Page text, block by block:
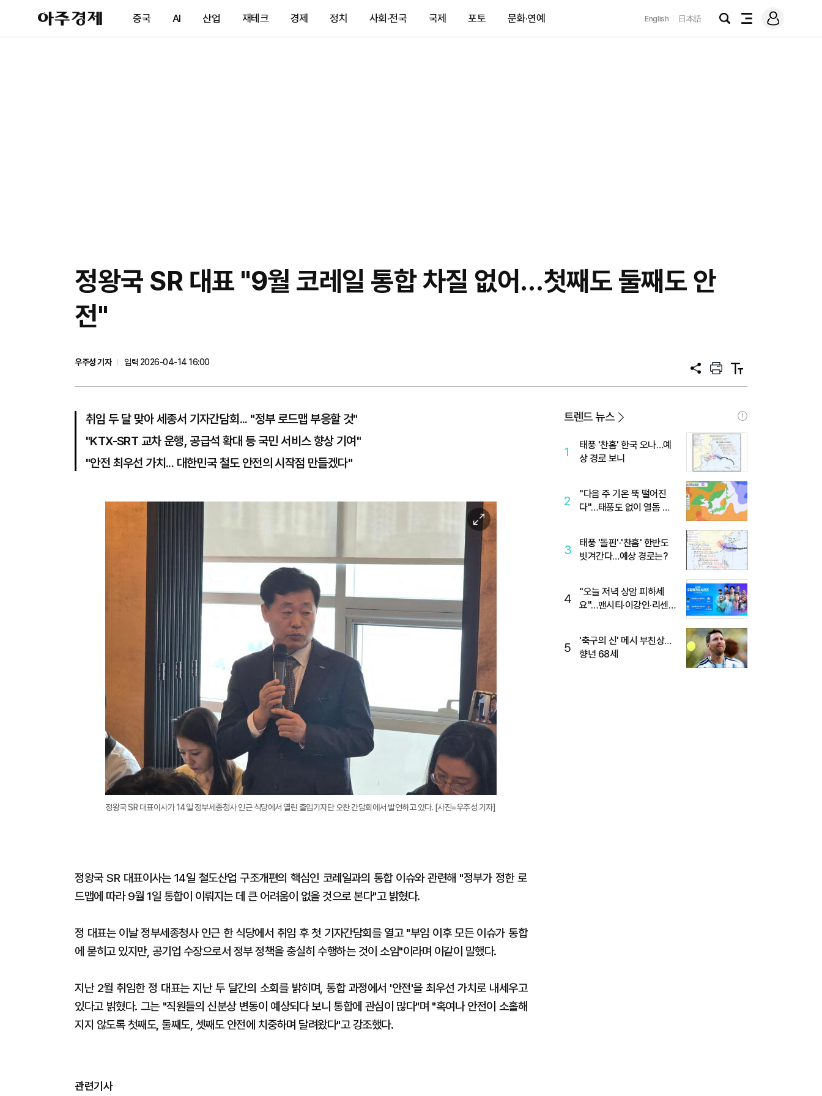
아
주
제
중국 AI 산업 재테크 경제 정치 사회·전국 국제 포토 문화·연예 English 日本語
검
전
메
그
정왕국 SR 대표 "9월 코레일 통합 차질 없어…첫째도 둘째도 안
전"
우주성 기자
입력 2026-04-14 16:00
공
프
트
텍
트
취임 두 달 맞아 세종서 기자간담회... "정부 로드맵 부응할 것"
"KTX-SRT 교차 운행, 공급석 확대 등 국민 서비스 향상 기여"
"안전 최우선 가치... 대한민국 철도 안전의 시작점 만들겠다"
이
미
정왕국 SR 대표이사가 14일 정부세종청사 인근 식당에서 열린 출입기자단 오찬 간담회에서 발언하고 있다. [사진=우주성 기자]
정왕국 SR 대표이사는 14일 철도산업 구조개편의 핵심인 코레일과의 통합 이슈와 관련해 "정부가 정한 로
드맵에 따라 9월 1일 통합이 이뤄지는 데 큰 어려움이 없을 것으로 본다"고 밝혔다.
정 대표는 이날 정부세종청사 인근 한 식당에서 취임 후 첫 기자간담회를 열고 "부임 이후 모든 이슈가 통합
에 묻히고 있지만, 공기업 수장으로서 정부 정책을 충실히 수행하는 것이 소임"이라며 이같이 말했다.
지난 2월 취임한 정 대표는 지난 두 달간의 소회를 밝히며, 통합 과정에서 '안전'을 최우선 가치로 내세우고
있다고 밝혔다. 그는 "직원들의 신분상 변동이 예상되다 보니 통합에 관심이 많다"며 "혹여나 안전이 소홀해
지지 않도록 첫째도, 둘째도, 셋째도 안전에 치중하며 달려왔다"고 강조했다.
관련기사
트렌드 뉴스
1
태풍 '찬홈' 한국 오나…예
상 경로 보니
2
"다음 주 기온 뚝 떨어진
다"…태풍도 없이 열돔 박
3
태풍 '돌핀'·'찬홈' 한반도
빗겨간다…예상 경로는?
4
"오늘 저녁 상암 피하세
요"…맨시티·이강인·리센느
5
'축구의 신' 메시 부친상…
향년 68세